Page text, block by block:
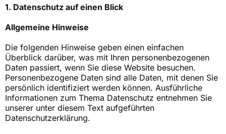
1. Datenschutz auf einen Blick
Allgemeine Hinweise
Die folgenden Hinweise geben einen einfachen
Überblick darüber, was mit Ihren personenbezogenen
Daten passiert, wenn Sie diese Website besuchen.
Personenbezogene Daten sind alle Daten, mit denen Sie
persönlich identifiziert werden können. Ausführliche
Informationen zum Thema Datenschutz entnehmen Sie
unserer unter diesem Text aufgeführten
Datenschutzerklärung.